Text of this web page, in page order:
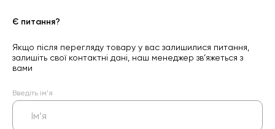
Є питання?
Якщо після перегляду товару у вас залишилися питання,
залишіть свої контактні дані, наш менеджер зв’яжеться з
вами
Введіть ім’я